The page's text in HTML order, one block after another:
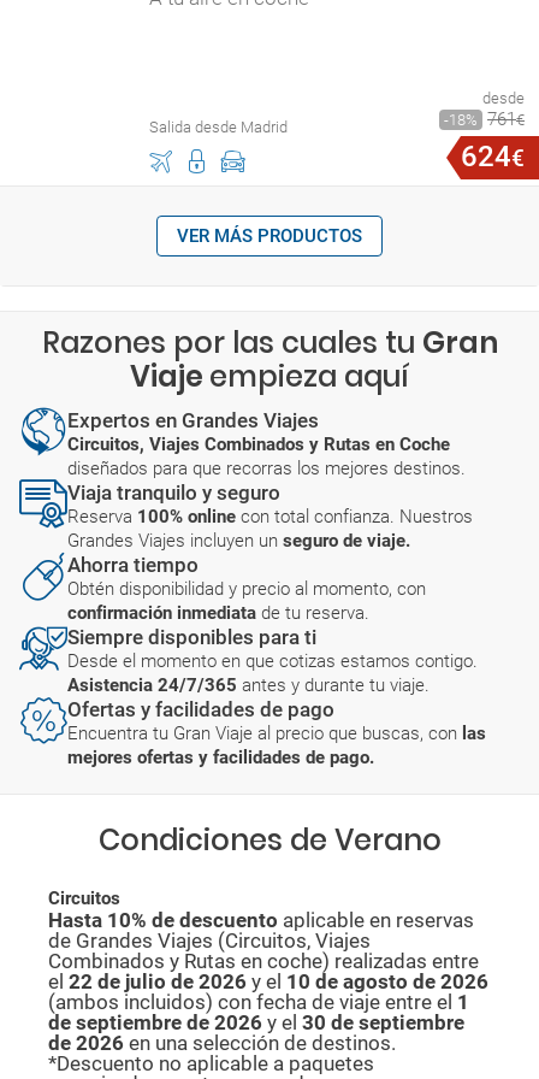
Salida desde Madrid
desde
18
761€
624€
VER MÁS PRODUCTOS
Razones por las cuales tu Gran
Viaje empieza aquí
Expertos en Grandes Viajes
Circuitos, Viajes Combinados y Rutas en Coche
diseñados para que recorras los mejores destinos.
Viaja tranquilo y seguro
Reserva 100% online con total confianza. Nuestros
Grandes Viajes incluyen un seguro de viaje.
Ahorra tiempo
Obtén disponibilidad y precio al momento, con
confirmación inmediata de tu reserva.
Siempre disponibles para ti
Desde el momento en que cotizas estamos contigo.
Asistencia 24/7/365 antes y durante tu viaje.
Ofertas y facilidades de pago
Encuentra tu Gran Viaje al precio que buscas, con las
mejores ofertas y facilidades de pago.
Condiciones de Verano
Circuitos
Hasta 10% de descuento aplicable en reservas
de Grandes Viajes (Circuitos, Viajes
Combinados y Rutas en coche) realizadas entre
el 22 de julio de 2026 y el 10 de agosto de 2026
(ambos incluidos) con fecha de viaje entre el 1
de septiembre de 2026 y el 30 de septiembre
de 2026 en una selección de destinos.
*Descuento no aplicable a paquetes